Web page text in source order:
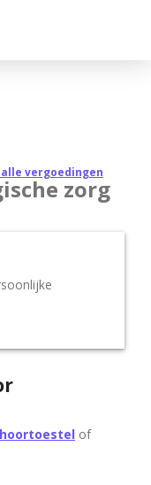
vergoedingen
zorg
hoortoestel of